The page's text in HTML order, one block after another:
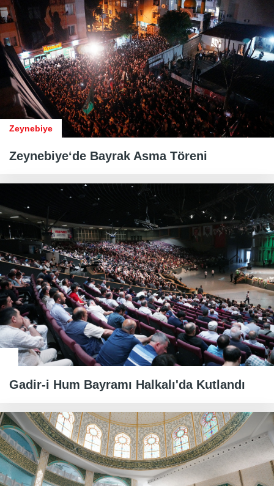
Zeynebiye
Zeynebiye‘de Bayrak Asma Töreni
Gadir-i Hum Bayramı Halkalı'da Kutlandı